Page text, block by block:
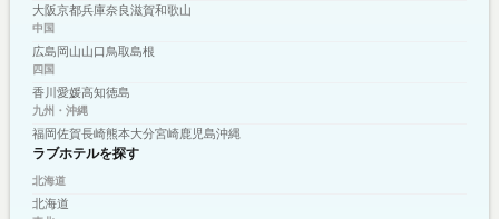
大阪京都兵庫奈良滋賀和歌山
中国
広島岡山山口 鳥取島根
四国
香川愛媛高知徳島
九州・沖縄
福岡佐賀長崎熊本大分宮崎鹿児島沖縄
ラブホテルを探す
北海道
北海道